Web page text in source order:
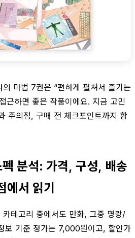
마법 7권은 “편하게 펼쳐서 즐기는
근하면 좋은 작품이에요. 지금 고민
주의점, 구매 전 체크포인트까지 함
분석: 가격, 구성, 배송
에서 읽기
테고리 중에서도 만화, 그중 명랑/
보 기준 정가는 7,000원이고, 할인가